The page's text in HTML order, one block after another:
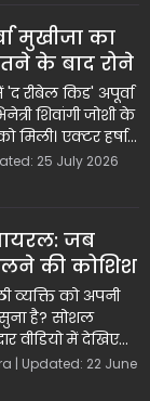
फ्लैट ढूंढना
ज्यादा मुश्किल है।
मुखीजा का
के बाद रोने
किया रोस्ट
रीबेल किड' अपूर्वा
शिवांगी जोशी के
एक्टर हर्षाद
टास्क जीतने के
लगीं, तो अपूर्वा
पर ड्रामा किया
25 July 2026
जब
की कोशिश
लोटपोट
व्यक्ति को अपनी
है? सोशल
वीडियो में देखिए
हिंदी बोलने के
'खटाटोप' जैसे ठेठ
| Updated: 22 June